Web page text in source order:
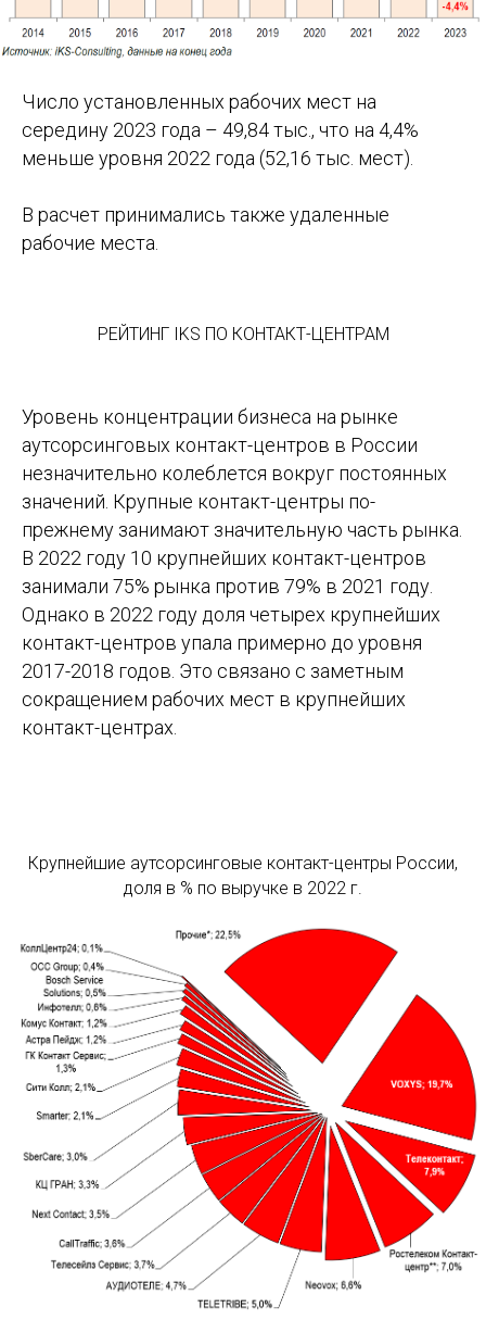
Число установленных рабочих мест на
середину 2023 года – 49,84 тыс., что на 4,4%
меньше уровня 2022 года (52,16 тыс. мест).
В расчет принимались также удаленные
рабочие места.
РЕЙТИНГ IKS ПО КОНТАКТ-ЦЕНТРАМ
Уровень концентрации бизнеса на рынке
аутсорсинговых контакт-центров в России
незначительно колеблется вокруг постоянных
значений. Крупные контакт-центры по-
прежнему занимают значительную часть рынка.
В 2022 году 10 крупнейших контакт-центров
занимали 75% рынка против 79% в 2021 году.
Однако в 2022 году доля четырех крупнейших
контакт-центров упала примерно до уровня
2017-2018 годов. Это связано с заметным
сокращением рабочих мест в крупнейших
контакт-центрах.
Крупнейшие аутсорсинговые контакт-центры России,
доля в % по выручке в 2022 г.